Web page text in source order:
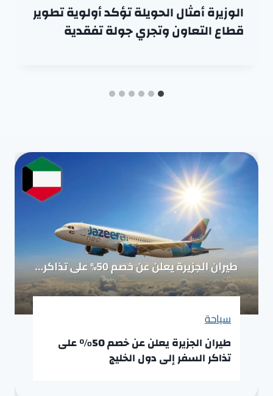
الوزيرة أمثال الحويلة تؤكد أولوية تطوير
قطاع التعاون وتجري جولة تفقدية
سياحة
طيران الجزيرة يعلن عن خصم 50% على
تذاكر السفر إلى دول الخليج